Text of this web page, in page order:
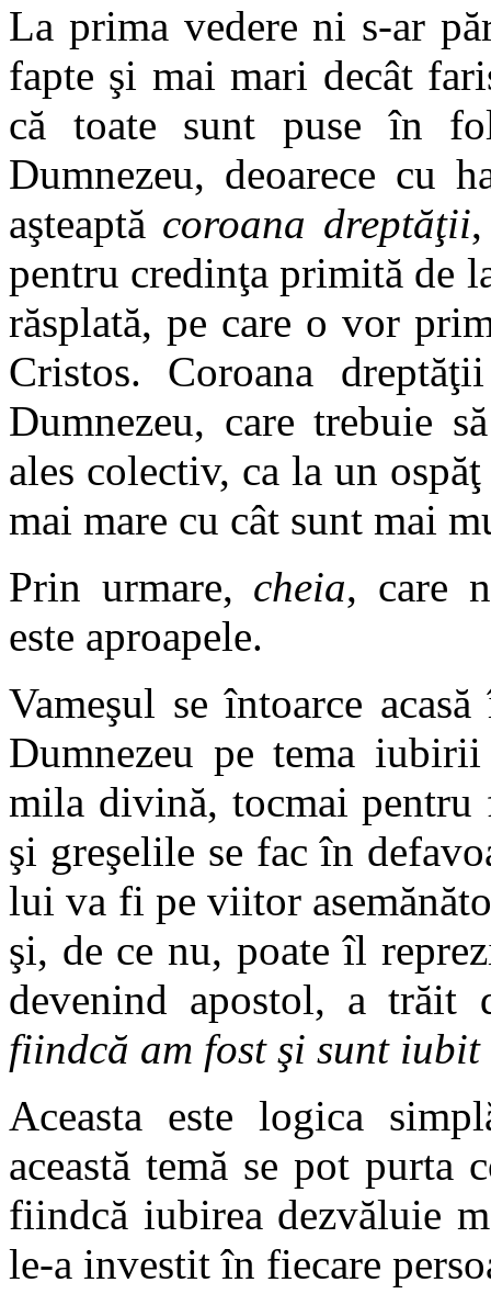
La prima vedere ni s-ar
fapte şi mai mari decât
că toate sunt puse în
Dumnezeu, deoarece cu
aşteaptă coroana dreptăţii
pentru credinţa primită de
răsplată, pe care o vor
Cristos. Coroana
Dumnezeu, care trebuie
ales colectiv, ca la un
mai mare cu cât sunt mai
Prin urmare, cheia, care
este aproapele.
Vameşul se întoarce
Dumnezeu pe tema
mila divină, tocmai pentru
şi greşelile se fac în
lui va fi pe viitor
şi, de ce nu, poate îl
devenind apostol, a trăit
fiindcă am fost şi sunt iubit
Aceasta este logica
această temă se pot purta
fiindcă iubirea dezvăluie
le-a investit în fiecare